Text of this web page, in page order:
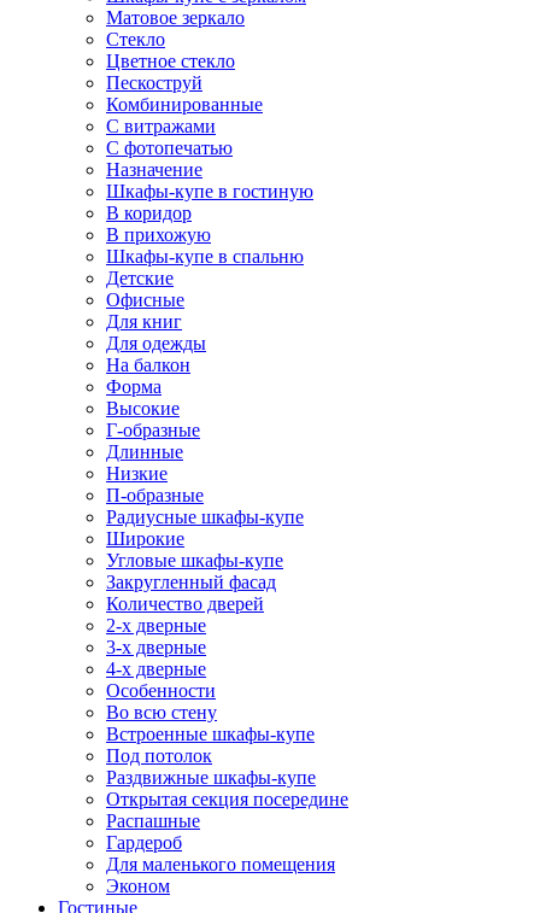
Матовое зеркало
Стекло
Цветное стекло
Пескоструй
Комбинированные
С витражами
С фотопечатью
Назначение
Шкафы-купе в гостиную
В коридор
В прихожую
Шкафы-купе в спальню
Детские
Офисные
Для книг
Для одежды
На балкон
Форма
Высокие
Г-образные
Длинные
Низкие
П-образные
Радиусные шкафы-купе
Широкие
Угловые шкафы-купе
Закругленный фасад
Количество дверей
2-х дверные
3-х дверные
4-х дверные
Особенности
Во всю стену
Встроенные шкафы-купе
Под потолок
Раздвижные шкафы-купе
Открытая секция посередине
Распашные
Гардероб
Для маленького помещения
Эконом
Гостиные